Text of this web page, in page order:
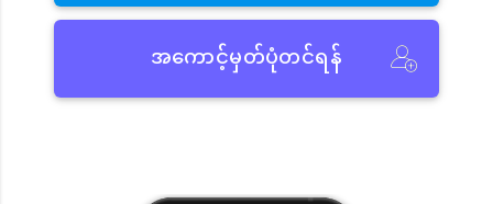
အကောင့်မှတ်ပုံတင်ရန်